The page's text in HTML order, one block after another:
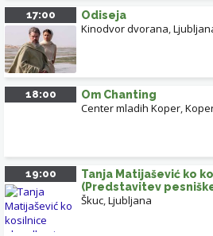
17:00 Odiseja
Kinodvor dvorana,
18:00 Om Chanting
Center mladih Koper,
19:00
Tanja Matijašević ko
(Predstavitev
Škuc,Ljubljana